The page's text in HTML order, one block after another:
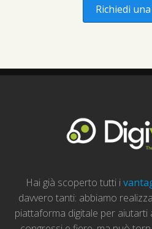
Richiedi
Hai già scoperto tutti i
davvero tanti: abbiamo
piattaforma digitale per aiutarti